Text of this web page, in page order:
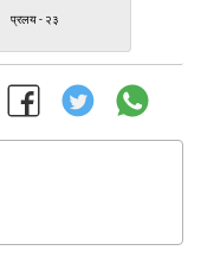
प्रलय - २३